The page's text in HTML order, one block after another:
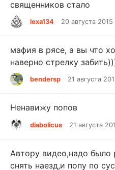
священников стало
lexa134 20 августа 2015
мафия в рясе, а вы что
наверно стрелку
bendersp 21 августа
Ненавижу попов
diabolicus 21 августа
Автору видео,надо было
снять наезд,и попу по